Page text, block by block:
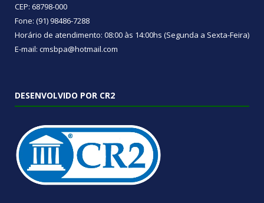
CEP: 68798-000
Fone: (91) 98486-7288
Horário de atendimento: 08:00 às 14:00hs (Segunda a Sexta-Feira)
E-mail: cmsbpa@hotmail.com
DESENVOLVIDO POR CR2